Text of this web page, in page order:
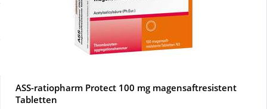
Täglich gut versorgt
Nahrungsergänzung
Natur & Homöopathie
ASS-ratiopharm Protect 100 mg magensaftresistent
Tabletten